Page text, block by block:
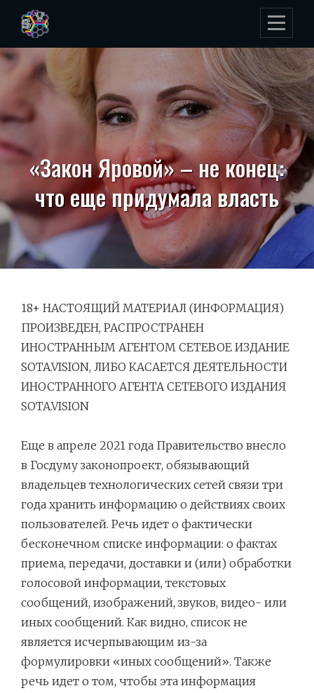
content
«Закон Яровой» – не конец:
что еще придумала власть
18+ НАСТОЯЩИЙ МАТЕРИАЛ (ИНФОРМАЦИЯ)
ПРОИЗВЕДЕН, РАСПРОСТРАНЕН
ИНОСТРАННЫМ АГЕНТОМ СЕТЕВОЕ ИЗДАНИЕ
SOTA.VISION, ЛИБО КАСАЕТСЯ ДЕЯТЕЛЬНОСТИ
ИНОСТРАННОГО АГЕНТА СЕТЕВОГО ИЗДАНИЯ
SOTA.VISION
Еще в апреле 2021 года Правительство внесло
в Госдуму законопроект, обязывающий
владельцев технологических сетей связи три
года хранить информацию о действиях своих
пользователей. Речь идет о фактически
бесконечном списке информации: о фактах
приема, передачи, доставки и (или) обработки
голосовой информации, текстовых
сообщений, изображений, звуков, видео- или
иных сообщений. Как видно, список не
является исчерпывающим из-за
формулировки «иных сообщений». Также
речь идет о том, чтобы эта информация
Навигация
по
записям